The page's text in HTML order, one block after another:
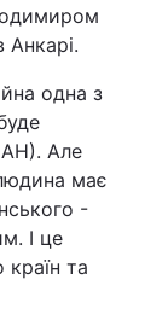
одна з
Але
має
-
І це
країн та